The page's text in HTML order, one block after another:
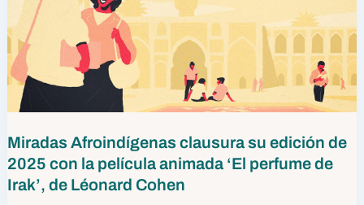
Miradas Afroindígenas clausura su edición de
2025 con la película animada ‘El perfume de
Irak’, de Léonard Cohen